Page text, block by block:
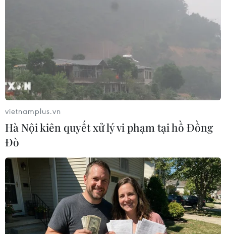
Người dân thắp hương với lòng thành kính mong các nạn nhân
thiệt mạng sớm siêu thoát. (Ảnh: Tuấn Đức/TTXVN)
vietnamplus.vn
Hà Nội kiên quyết xử lý vi phạm tại hồ Đồng
Đò